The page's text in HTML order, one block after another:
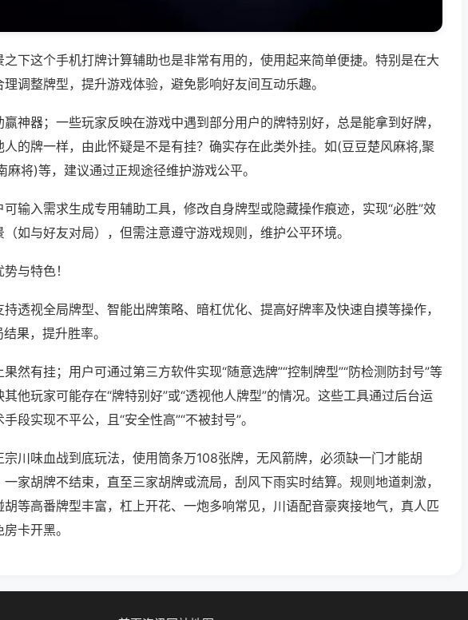
下这个手机打牌计算辅助也是非常有用的，使用起来简单便捷。特别是在大
调整牌型，提升游戏体验，避免影响好友间互动乐趣。
神器；一些玩家反映在游戏中遇到部分用户的牌特别好，总是能拿到好牌，
的牌一样，由此怀疑是不是有挂？确实存在此类外挂。如(豆豆楚风麻将,聚
麻将)等，建议通过正规途径维护游戏公平。
输入需求生成专用辅助工具，修改自身牌型或隐藏操作痕迹，实现“必胜”效
如与好友对局），但需注意遵守游戏规则，维护公平环境。
与特色！
透视全局牌型、智能出牌策略、暗杠优化、提高好牌率及快速自摸等操作，
果，提升胜率。
然有挂；用户可通过第三方软件实现“随意选牌”“控制牌型”“防检测防封号”等
他玩家可能存在“牌特别好”或“透视他人牌型”的情况。这些工具通过后台运
段实现不平公，且“安全性高”“不被封号”。
川味血战到底玩法，使用筒条万108张牌，无风箭牌，必须缺一门才能胡
家胡牌不结束，直至三家胡牌或流局，刮风下雨实时结算。规则地道刺激，
等高番牌型丰富，杠上开花、一炮多响常见，川语配音豪爽接地气，真人匹
卡开黑。